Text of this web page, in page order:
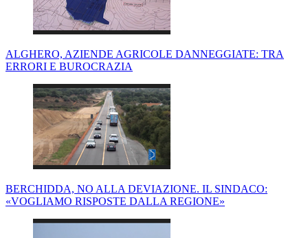
ALGHERO, AZIENDE AGRICOLE DANNEGGIATE: TRA
ERRORI E BUROCRAZIA
BERCHIDDA, NO ALLA DEVIAZIONE. IL SINDACO:
«VOGLIAMO RISPOSTE DALLA REGIONE»